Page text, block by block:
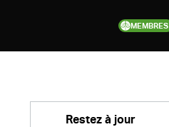
MEMBRES
Restez à jour